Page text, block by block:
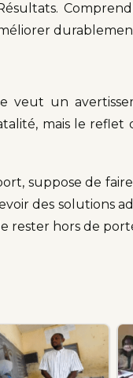
veut un
mais le
suppose de
des solutions
rester hors de